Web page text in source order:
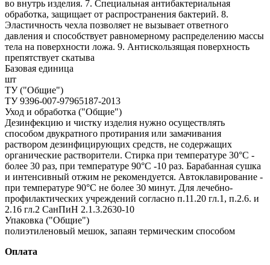
во внутрь изделия. 7. Специальная антибактериальная
обработка, защищает от распространения бактерий. 8.
Эластичность чехла позволяет не вызывает ответного
давления и способствует равномерному распределению массы
тела на поверхности ложа. 9. Антискользящая поверхность
препятствует скатыва
Базовая единица
шт
ТУ ("Общие")
ТУ 9396-007-97965187-2013
Уход и обработка ("Общие")
Дезинфекцию и чистку изделия нужно осуществлять
способом двукратного протирания или замачивания
раствором дезинфицирующих средств, не содержащих
органические растворители. Стирка при температуре 30°С -
более 30 раз, при температуре 90°С -10 раз. Барабанная сушка
и интенсивный отжим не рекомендуется. Автоклавирование -
при температуре 90°С не более 30 минут. Для лечебно-
профилактических учреждений согласно п.11.20 гл.1, п.2.6. и
2.16 гл.2 СанПиН 2.1.3.2630-10
Упаковка ("Общие")
полиэтиленовый мешок, запаян термическим способом
Оплата